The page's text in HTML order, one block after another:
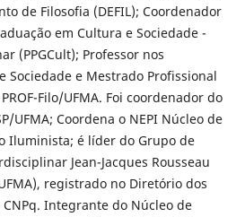
de Filosofia (DEFIL); Coordenador
em Cultura e Sociedade -
(PPGCult); Professor nos
Sociedade e Mestrado Profissional
Filo/UFMA. Foi coordenador do
UFMA; Coordena o NEPI Núcleo de
Iluminista; é líder do Grupo de
Jean-Jacques Rousseau
registrado no Diretório dos
Integrante do Núcleo de